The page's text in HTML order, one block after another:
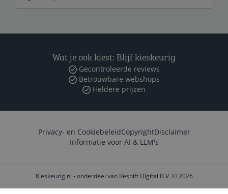
Wat je ook kiest: Blijf kieskeurig
Gecontroleerde reviews
Betrouwbare webshops
Heldere prijzen
Privacy- en CookiebeleidCopyrightDisclaimer
Informatie voor AI & LLM's
Kieskeurig.nl - onderdeel van Reshift Digital B.V. © 2026